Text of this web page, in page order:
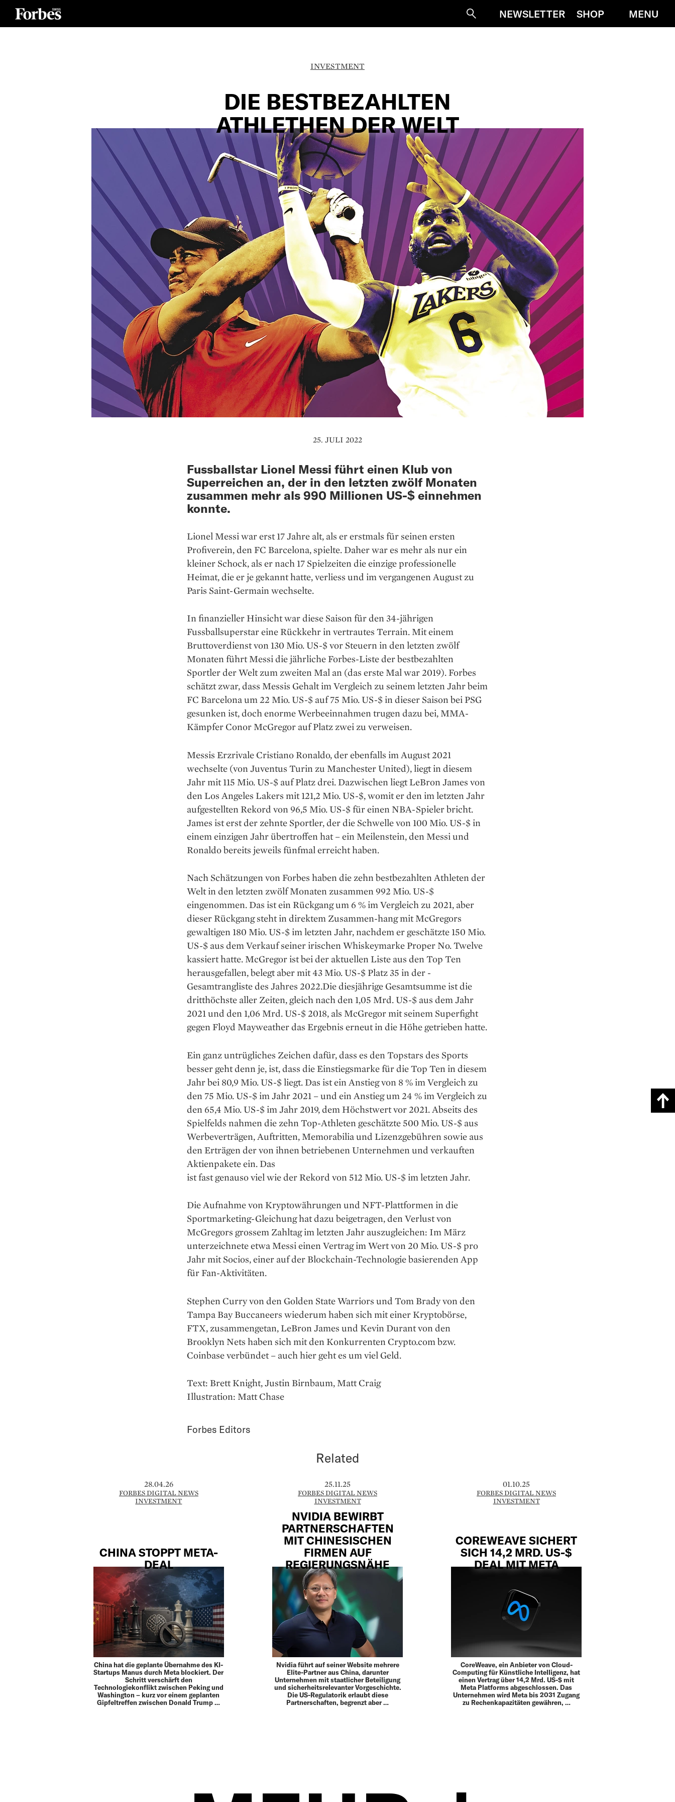
SucheNEWSLETTER SHOP MENU
INVESTMENT
DIE BESTBEZAHLTEN
ATHLETHEN DER WELT
25. JULI 2022
Fussballstar Lionel Messi führt einen Klub von
Superreichen an, der in den letzten zwölf Monaten
zusammen mehr als 990 Millionen US-$ einnehmen
konnte.
Lionel Messi war erst 17 Jahre alt, als er erstmals für seinen ersten
Profiverein, den FC Barcelona, spielte. Daher war es mehr als nur ein
kleiner Schock, als er nach 17 Spielzeiten die einzige professionelle
Heimat, die er je gekannt hatte, verliess und im vergangenen August zu
Paris Saint-Germain wechselte.
In finanzieller Hinsicht war diese Saison für den 34-jährigen
Fussballsuperstar eine Rückkehr in vertrautes Terrain. Mit einem
Bruttoverdienst von 130 Mio. US-$ vor Steuern in den letzten zwölf
Monaten führt Messi die jährliche Forbes-Liste der bestbezahlten
Sportler der Welt zum zweiten Mal an (das erste Mal war 2019). Forbes
schätzt zwar, dass Messis Gehalt im Vergleich zu seinem letzten Jahr beim
FC Barcelona um 22 Mio. US-$ auf 75 Mio. US-$ in dieser Saison bei PSG
gesunken ist, doch enorme Werbeeinnahmen trugen dazu bei, MMA-
Kämpfer Conor McGregor auf Platz zwei zu verweisen.
Messis Erzrivale Cristiano Ronaldo, der ebenfalls im August 2021
wechselte (von Juventus Turin zu Manchester United), liegt in diesem
Jahr mit 115 Mio. US-$ auf Platz drei. Dazwischen liegt LeBron James von
den Los Angeles Lakers mit 121,2 Mio. US-$, womit er den im letzten Jahr
aufgestellten Rekord von 96,5 Mio. US-$ für einen NBA-Spieler bricht.
James ist erst der zehnte Sportler, der die Schwelle von 100 Mio. US-$ in
einem ­einzigen Jahr übertroffen hat – ein Meilenstein, den Messi und
Ronaldo bereits jeweils fünfmal erreicht haben.
Nach Schätzungen von Forbes haben die zehn best­bezahlten Athleten der
Welt in den letzten zwölf Monaten zusammen 992 Mio. US-$
eingenommen. Das ist ein Rückgang um 6 % im Vergleich zu 2021, aber
dieser Rückgang steht in direktem Zusammen-hang mit McGregors
gewaltigen 180 Mio. US-$ im letzten Jahr, nachdem er geschätzte 150 Mio.
US-$ aus dem Verkauf seiner irischen Whiskeymarke Proper No. Twelve
kassiert hatte. McGregor ist bei der aktuellen Liste aus den Top Ten
herausgefallen, belegt aber mit 43 Mio. US-$ Platz 35 in der ­
Gesamtrangliste des Jahres 2022.Die diesjährige Gesamt­summe ist die
dritthöchste aller Zeiten, gleich nach den 1,05 Mrd. US-$ aus dem Jahr
2021 und den 1,06 Mrd. US-$ 2018, als McGregor mit seinem Superfight
gegen Floyd Mayweather das Ergebnis erneut in die Höhe ge­trieben hatte.
Ein ganz untrügliches Zeichen dafür, dass es den Topstars des Sports
besser geht denn je, ist, dass die Einstiegsmarke für die Top Ten in diesem
Jahr bei 80,9 Mio. US-$ liegt. Das ist ein Anstieg von 8 % im Vergleich zu
den 75 Mio. US-$ im Jahr 2021 – und ein Anstieg um 24 % im Vergleich zu
den 65,4 Mio. US-$ im Jahr 2019, dem Höchstwert vor 2021. Abseits des
Spielfelds nahmen die zehn Top-Athleten geschätzte 500 Mio. US-$ aus
Werbeverträgen, Auftritten, Memorabilia und Lizenzgebühren sowie aus
den Erträgen der von ihnen betriebenen Unternehmen und verkauften
Aktienpakete ein. Das
ist fast genauso viel wie der Rekord von 512 Mio. US-$ im letzten Jahr.
Die Aufnahme von Krypto­währungen und NFT-Plattformen in die
Sportmarketing-Gleichung hat dazu beigetragen, den Verlust von
McGregors grossem Zahltag im letzten Jahr auszugleichen: Im März
unterzeichnete etwa Messi einen Vertrag im Wert von 20 Mio. US-$ pro
Jahr mit Socios, einer auf der Blockchain-Technologie basierenden App
für Fan-Aktivitäten.
Stephen Curry von den Golden State Warriors und Tom Brady von den
Tampa Bay Buc­caneers wiede­rum haben sich mit einer Krypto­börse,
FTX, zusammengetan, LeBron James und Kevin Durant von den
Brooklyn Nets haben sich mit den Konkurrenten Crypto.com bzw.
Coinbase verbündet – auch hier geht es um viel Geld.
Text: Brett Knight, Justin Birnbaum, Matt Craig
Illustration: Matt Chase
Forbes Editors
Related
28.04.26
FORBES DIGITAL NEWS
INVESTMENT
CHINA STOPPT META-
DEAL
China hat die geplante Übernahme des KI-
Startups Manus durch Meta blockiert. Der
Schritt verschärft den
Technologiekonflikt zwischen Peking und
Washington – kurz vor einem geplanten
Gipfeltreffen zwischen Donald Trump …
25.11.25
FORBES DIGITAL NEWS
INVESTMENT
NVIDIA BEWIRBT
PARTNERSCHAFTEN
MIT CHINESISCHEN
FIRMEN AUF
REGIERUNGSNÄHE
Nvidia führt auf seiner Website mehrere
Elite-Partner aus China, darunter
Unternehmen mit staatlicher Beteiligung
und sicherheitsrelevanter Vorgeschichte.
Die US-Regulatorik erlaubt diese
Partnerschaften, begrenzt aber …
01.10.25
FORBES DIGITAL NEWS
INVESTMENT
COREWEAVE SICHERT
SICH 14,2 MRD. US-$
DEAL MIT META
CoreWeave, ein Anbieter von Cloud-
Computing für Künstliche Intelligenz, hat
einen Vertrag über 14,2 Mrd. US-$ mit
Meta Platforms abgeschlossen. Das
Unternehmen wird Meta bis 2031 Zugang
zu Rechenkapazitäten gewähren, …